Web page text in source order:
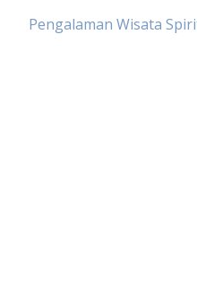
Pengalaman Wisata